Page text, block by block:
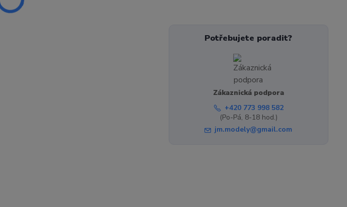
Potřebujete poradit?
Zákaznická podpora
+420 773 998 582
(Po-Pá, 8-18 hod.)
jm.modely@gmail.com